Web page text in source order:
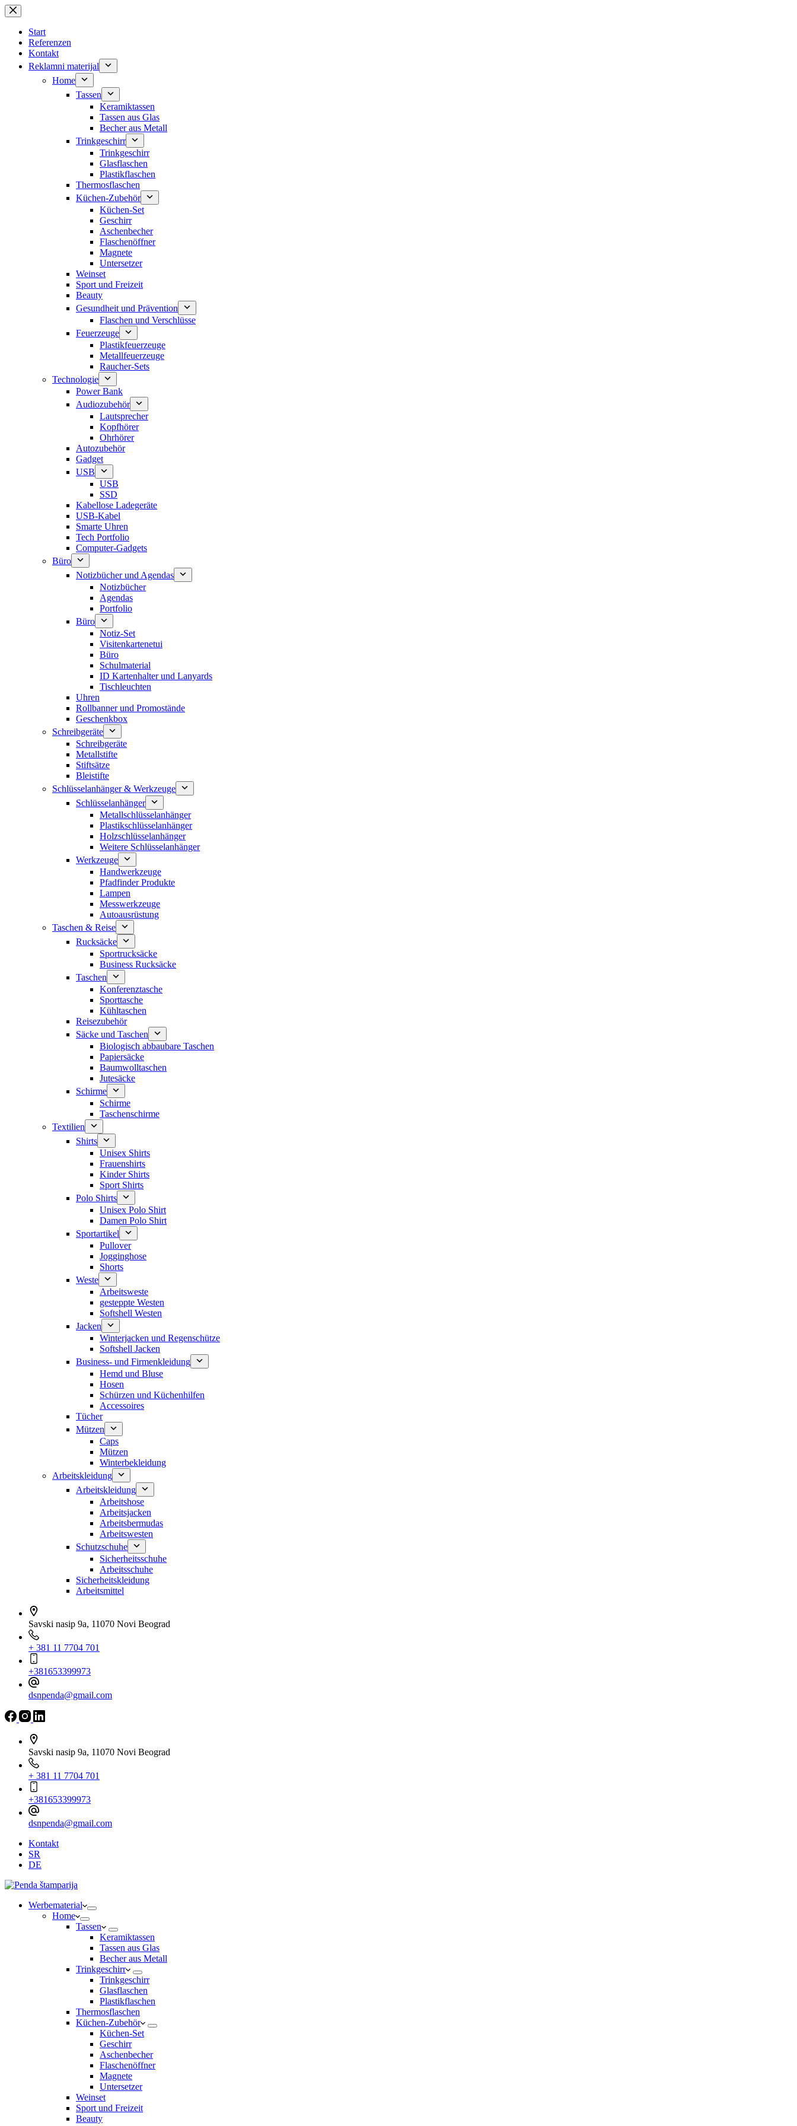
Zum
Inhalt
springenStart
Referenzen
Kontakt
Reklamni materijal
Home
Tassen
Keramiktassen
Tassen aus Glas
Becher aus Metall
Trinkgeschirr
Trinkgeschirr
Glasflaschen
Plastikflaschen
Thermosflaschen
Küchen-Zubehör
Küchen-Set
Geschirr
Aschenbecher
Flaschenöffner
Magnete
Untersetzer
Weinset
Sport und Freizeit
Beauty
Gesundheit und Prävention
Flaschen und Verschlüsse
Feuerzeuge
Plastikfeuerzeuge
Metallfeuerzeuge
Raucher-Sets
Technologie
Power Bank
Audiozubehör
Lautsprecher
Kopfhörer
Ohrhörer
Autozubehör
Gadget
USB
USB
SSD
Kabellose Ladegeräte
USB-Kabel
Smarte Uhren
Tech Portfolio
Computer-Gadgets
Büro
Notizbücher und Agendas
Notizbücher
Agendas
Portfolio
Büro
Notiz-Set
Visitenkartenetui
Büro
Schulmaterial
ID Kartenhalter und Lanyards
Tischleuchten
Uhren
Rollbanner und Promostände
Geschenkbox
Schreibgeräte
Schreibgeräte
Metallstifte
Stiftsätze
Bleistifte
Schlüsselanhänger & Werkzeuge
Schlüsselanhänger
Metallschlüsselanhänger
Plastikschlüsselanhänger
Holzschlüsselanhänger
Weitere Schlüsselanhänger
Werkzeuge
Handwerkzeuge
Pfadfinder Produkte
Lampen
Messwerkzeuge
Autoausrüstung
Taschen & Reise
Rucksäcke
Sportrucksäcke
Business Rucksäcke
Taschen
Konferenztasche
Sporttasche
Kühltaschen
Reisezubehör
Säcke und Taschen
Biologisch abbaubare Taschen
Papiersäcke
Baumwolltaschen
Jutesäcke
Schirme
Schirme
Taschenschirme
Textilien
Shirts
Unisex Shirts
Frauenshirts
Kinder Shirts
Sport Shirts
Polo Shirts
Unisex Polo Shirt
Damen Polo Shirt
Sportartikel
Pullover
Jogginghose
Shorts
Weste
Arbeitsweste
gesteppte Westen
Softshell Westen
Jacken
Winterjacken und Regenschütze
Softshell Jacken
Business- und Firmenkleidung
Hemd und Bluse
Hosen
Schürzen und Küchenhilfen
Accessoires
Tücher
Mützen
Caps
Mützen
Winterbekleidung
Arbeitskleidung
Arbeitskleidung
Arbeitshose
Arbeitsjacken
Arbeitsbermudas
Arbeitswesten
Schutzschuhe
Sicherheitsschuhe
Arbeitsschuhe
Sicherheitskleidung
Arbeitsmittel
Savski nasip 9a, 11070 Novi Beograd
+ 381 11 7704 701
+381653399973
dsnpenda@gmail.com
Savski nasip 9a, 11070 Novi Beograd
+ 381 11 7704 701
+381653399973
dsnpenda@gmail.com
Kontakt
SR
DE
Werbematerial
Home
Tassen
Keramiktassen
Tassen aus Glas
Becher aus Metall
Trinkgeschirr
Trinkgeschirr
Glasflaschen
Plastikflaschen
Thermosflaschen
Küchen-Zubehör
Küchen-Set
Geschirr
Aschenbecher
Flaschenöffner
Magnete
Untersetzer
Weinset
Sport und Freizeit
Beauty